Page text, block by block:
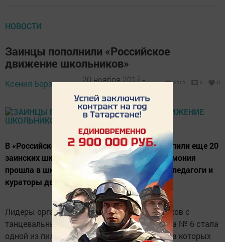
НОВОСТИ
Заинцы пополнили «Российское
движение школьников»
Ксения Борзенкова, 20 ноября 2017 -
2101 0 0
В «Российское движение школьников» вступили еще 20
заинских школьников. Торжественная церемония
прошла в школе № 6. Детей напутствовали педагоги и
кураторы движения.
Лидеры организации выступили для новичков с
танцевальным флешмобом. Отметим, школа № 6 стала
одной из пилотных площадок Татарстана, на которых